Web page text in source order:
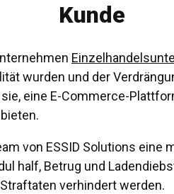
Kunde
wurden und der
eine E-Commerce-
von ESSID Solutions eine
half, Betrug und
verhindert werden.